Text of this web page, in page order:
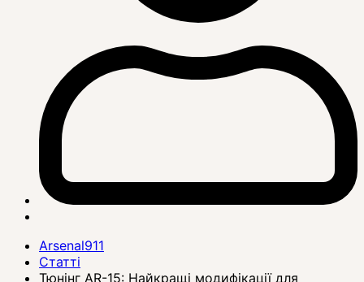
Arsenal911
Статті
Тюнінг AR-15: Найкращі модифікації для